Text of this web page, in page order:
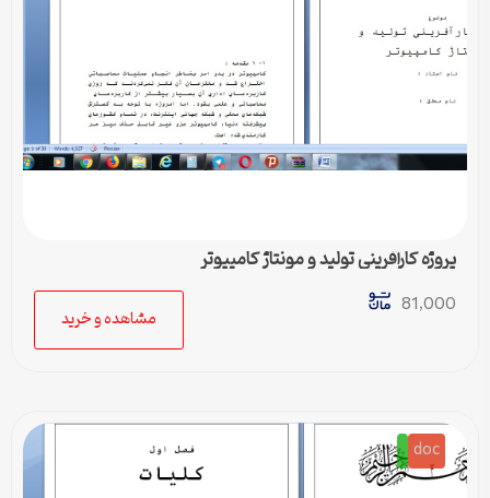
پروژه کارآفرینی تولید و مونتاژ کامپیوتر
81,000
مشاهده و خرید
doc